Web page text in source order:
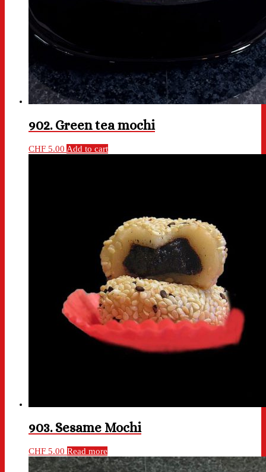
902. Green tea mochi
CHF 5.00 Add to cart
903. Sesame Mochi
CHF 5.00 Read more